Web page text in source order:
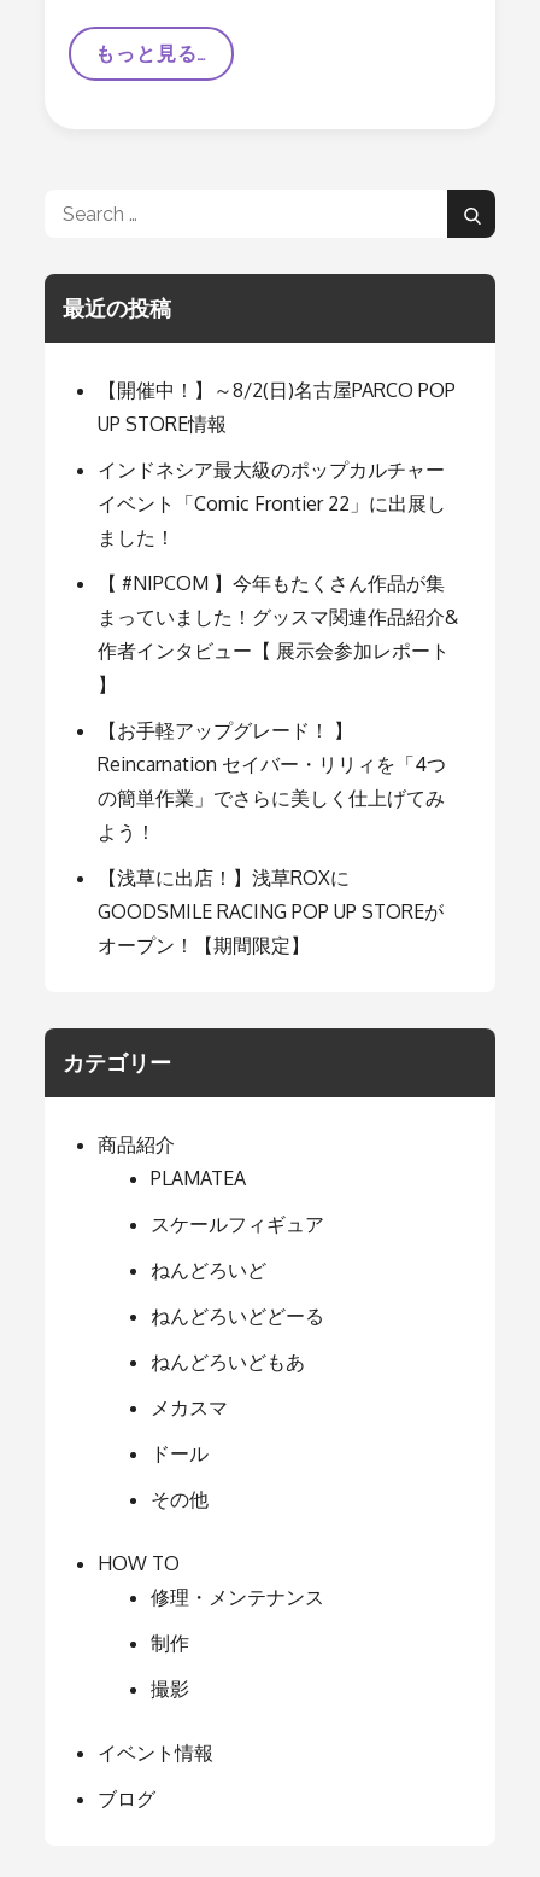
プ
末
年
始、
プ
キ
ッ
ト
組
も
う！！
～
もっと見る…
Search
Search
最近の投稿
【開催中！】～8/2(日)名古屋PARCO POP
UP STORE情報
インドネシア最大級のポップカルチャー
イベント「Comic Frontier 22」に出展し
ました！
【 #NIPCOM 】今年もたくさん作品が集
まっていました！グッスマ関連作品紹介&
作者インタビュー【 展示会参加レポート
】
【お手軽アップグレード！ 】
Reincarnation セイバー・リリィを「4つ
の簡単作業」でさらに美しく仕上げてみ
よう！
【浅草に出店！】浅草ROXに
GOODSMILE RACING POP UP STOREが
オープン！【期間限定】
カテゴリー
商品紹介
PLAMATEA
スケールフィギュア
ねんどろいど
ねんどろいどどーる
ねんどろいどもあ
メカスマ
ドール
その他
HOW TO
修理・メンテナンス
制作
撮影
イベント情報
ブログ